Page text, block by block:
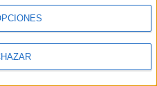
su consentimiento, pero usted
Sus
en cualquier